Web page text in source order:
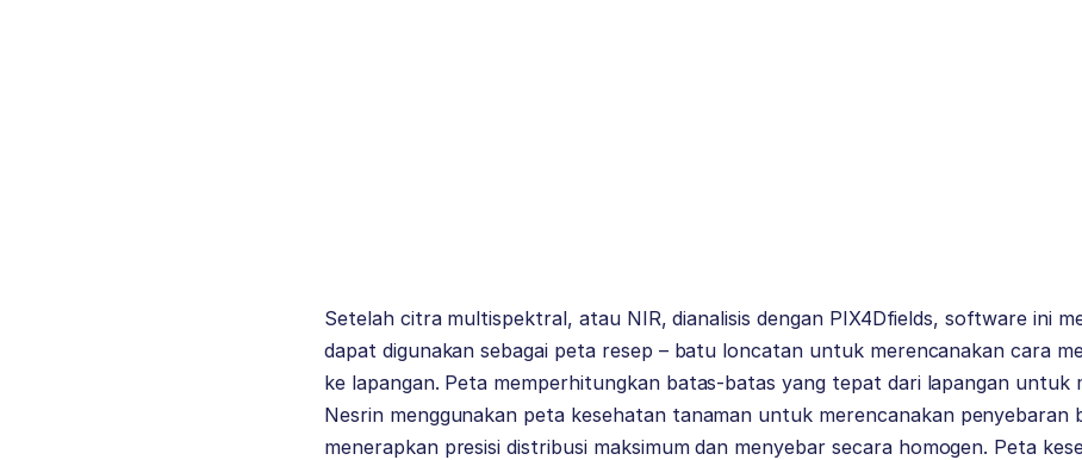
Setelah citra multispektral, atau NIR, dianalisis dengan PIX4Dfields, software ini
dapat digunakan sebagai peta resep – batu loncatan untuk merencanakan cara
ke lapangan. Peta memperhitungkan batas-batas yang tepat dari lapangan untuk
Nesrin menggunakan peta kesehatan tanaman untuk merencanakan penyebaran
menerapkan presisi distribusi maksimum dan menyebar secara homogen. Peta